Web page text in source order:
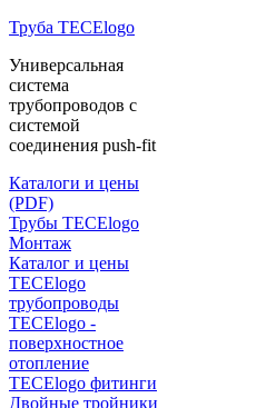
Труба TECElogo
Универсальная
система
трубопроводов с
системой
соединения push-fit
Каталоги и цены
(PDF)
Трубы TECElogo
Монтаж
Каталог и цены
TECElogo
трубопроводы
TECElogo -
поверхностное
отопление
TECElogo фитинги
Двойные тройники